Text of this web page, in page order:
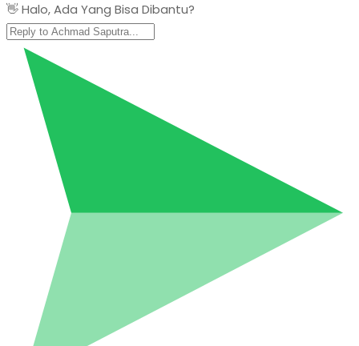
👋 Halo, Ada Yang Bisa Dibantu?